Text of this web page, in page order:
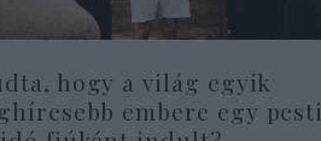
hogy a világ egyik
embere egy pesti